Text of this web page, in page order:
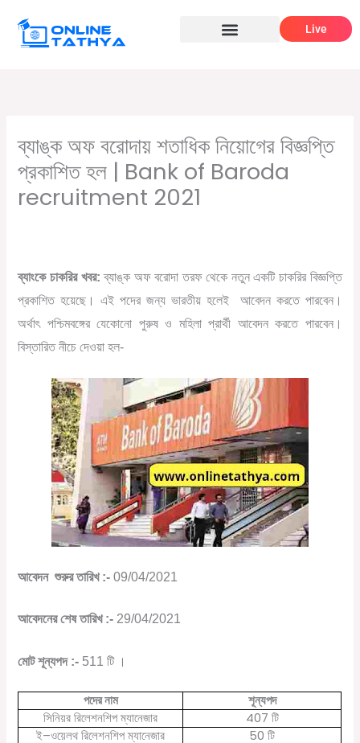
Live
ব্যাঙ্ক অফ বরোদায় শতাধিক নিয়োগের বিজ্ঞপ্তি
প্রকাশিত হল | Bank of Baroda
recruitment 2021
ব্যাংকে চাকরির খবর:ব্যাঙ্ক অফ বরোদা তরফ থেকে নতুন একটি চাকরির বিজ্ঞপ্তি
প্রকাশিত হয়েছে। এই পদের জন্য ভারতীয় হলেই আবেদন করতে পারবেন।
অর্থাৎ পশ্চিমবঙ্গের যেকোনো পুরুষ ও মহিলা প্রার্থী আবেদন করতে পারবেন।
বিস্তারিত নীচে দেওয়া হল-
আবেদন শুরুর তারিখ :- 09/04/2021
আবেদনের শেষ তারিখ :- 29/04/2021
মোট শূন্যপদ :- 511 টি ।
পদেরনাম
শূন্যপদ
সিনিয়র রিলেশনশিপ ম্যানেজার 407 টি
ই–ওয়েলথ রিলেশনশিপ ম্যানেজার 50টি